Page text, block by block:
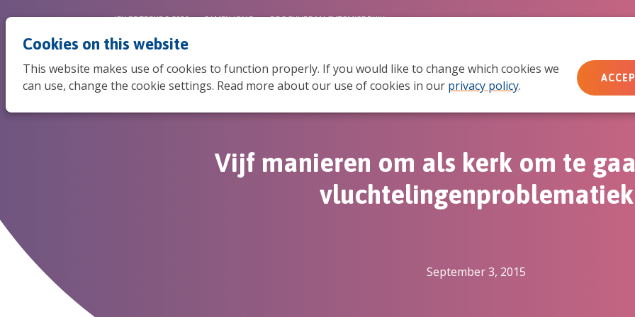
Cookies on this website
This website makes use of cookies to function properly. If you would like to change which cookies we
can use, change the cookie settings. Read more about our use of cookies in our privacy policy.
Wie wij zijn Wat we doen Doe mee
JEUGDTRENDS 2026 SAMEN JONG BROCHURE MACHTSMISBRUIK
Vijf manieren om als kerk om te
vluchtelingenproblematiek
September 3, 2015